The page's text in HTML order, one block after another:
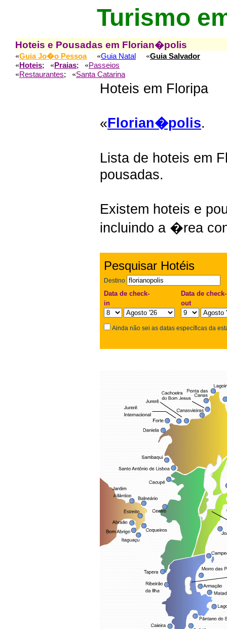
Turismo
Hoteis e Pousadas em Florian�polis
«Guia Jo�o Pessoa«Guia Natal «Guia Salvador
« Hoteis; « Praias; «Passeios
«Restaurantes; «Santa Catarina
Hoteis em Floripa
«Florian�polis.
Lista de hoteis em
pousadas.
Existem hoteis e
incluindo a �rea
Pesquisar Hotéis
Destino
Data de check-
in
Data de check-
out
Ainda não sei as datas específicas da